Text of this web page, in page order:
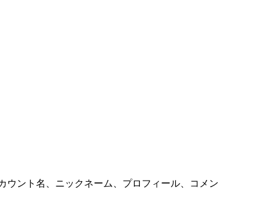
ウント名、ニックネーム、プロフィール、コメン